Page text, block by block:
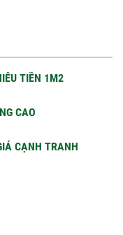
TIỀN 1M2
CAO
CẠNH TRANH